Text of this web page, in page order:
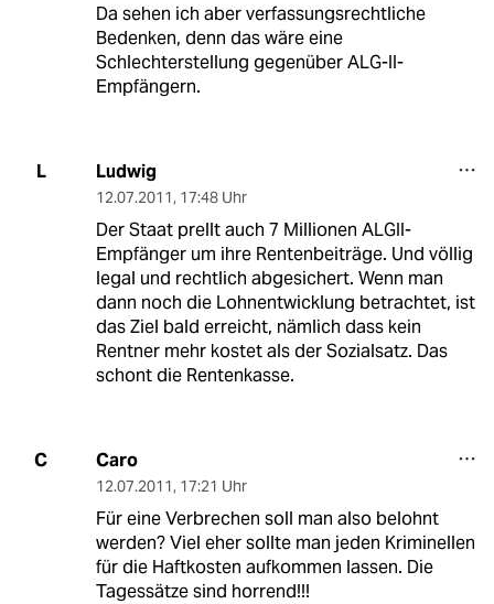
Da sehen ich aber verfassungsrechtliche
Bedenken, denn das wäre eine
Schlechterstellung gegenüber ALG-II-
Empfängern.
L Ludwig
12.07.2011, 17:48 Uhr
Der Staat prellt auch 7 Millionen ALGII-
Empfänger um ihre Rentenbeiträge. Und völlig
legal und rechtlich abgesichert. Wenn man
dann noch die Lohnentwicklung betrachtet, ist
das Ziel bald erreicht, nämlich dass kein
Rentner mehr kostet als der Sozialsatz. Das
schont die Rentenkasse.
C Caro
12.07.2011, 17:21 Uhr
Für eine Verbrechen soll man also belohnt
werden? Viel eher sollte man jeden Kriminellen
für die Haftkosten aufkommen lassen. Die
Tagessätze sind horrend!!!